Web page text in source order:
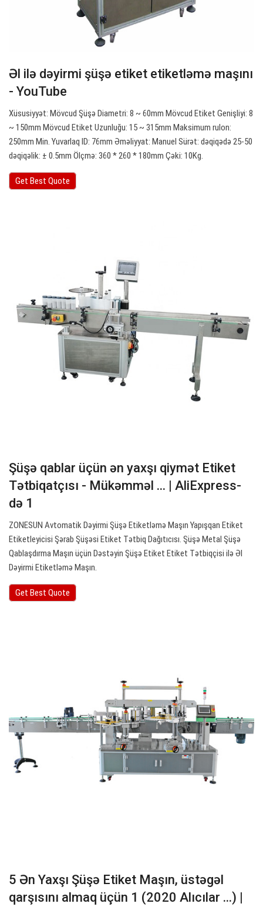
Əl ilə dəyirmi şüşə etiket etiketləmə maşını
- YouTube
Xüsusiyyət: Mövcud Şüşə Diametri: 8 ~ 60mm Mövcud Etiket Genişliyi: 8
~ 150mm Mövcud Etiket Uzunluğu: 15 ~ 315mm Maksimum rulon:
250mm Min. Yuvarlaq ID: 76mm Əməliyyat: Manuel Sürət: dəqiqədə 25-50
dəqiqəlik: ± 0.5mm Ölçmə: 360 * 260 * 180mm Çəki: 10Kg.
Get Best Quote
Şüşə qablar üçün ən yaxşı qiymət Etiket
Tətbiqatçısı - Mükəmməl ... | AliExpress-
də 1
ZONESUN Avtomatik Dəyirmi Şüşə Etiketləmə Maşın Yapışqan Etiket
Etiketleyicisi Şərab Şüşəsi Etiket Tətbiq Dağıtıcısı. Şüşə Metal Şüşə
Qablaşdırma Maşın üçün Dəstəyin Şüşə Etiket Etiket Tətbiqçisi ilə Əl
Dəyirmi Etiketləmə Maşın.
Get Best Quote
5 Ən Yaxşı Şüşə Etiket Maşın, üstəgəl
qarşısını almaq üçün 1 (2020 Alıcılar ...) |